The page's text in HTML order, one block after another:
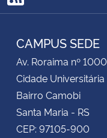
RSS
CAMPUS SEDE
Av. Roraima nº 1000
Cidade Universitária
Bairro Camobi
Santa Maria - RS
CEP: 97105-900